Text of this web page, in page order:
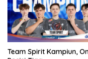
Team Spirit Kampiun,